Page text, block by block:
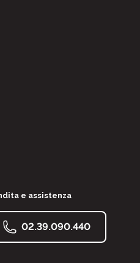
e assistenza
02.39.090.440